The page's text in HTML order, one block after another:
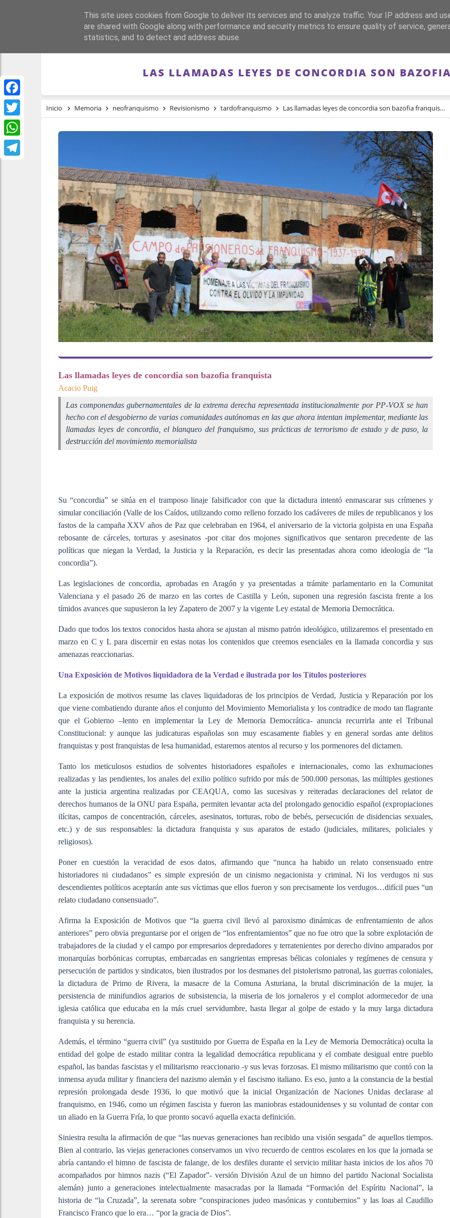
Facebook
Twitter
WhatsApp
PORTADA REPÚBLICA FRANQUISMO GUERRA DE ESPAÑA MEMORIA
LAS LLAMADAS LEYES DE CONCORDIA SON
Inicio Memoria neofranquismo Revisionismo tardofranquismo Las llamadas leyes de concordia son bazofia franquista
Las llamadas leyes de concordia son bazofia franquista
Acacio Puig
Las componendas gubernamentales de la extrema derecha representada institucionalmente por PP-VOX se han
hecho con el desgobierno de varias comunidades autónomas en las que ahora intentan implementar, mediante las
llamadas leyes de concordia, el blanqueo del franquismo, sus prácticas de terrorismo de estado y de paso, la
destrucción del movimiento memorialista
Su “concordia” se sitúa en el tramposo linaje falsificador con que la dictadura intentó enmascarar sus crímenes y
simular conciliación (Valle de los Caídos, utilizando como relleno forzado los cadáveres de miles de republicanos y los
fastos de la campaña XXV años de Paz que celebraban en 1964, el aniversario de la victoria golpista en una España
rebosante de cárceles, torturas y asesinatos -por citar dos mojones significativos que sentaron precedente de las
políticas que niegan la Verdad, la Justicia y la Reparación, es decir las presentadas ahora como ideología de “la
concordia”).
Las legislaciones de concordia, aprobadas en Aragón y ya presentadas a trámite parlamentario en la Comunitat
Valenciana y el pasado 26 de marzo en las cortes de Castilla y León, suponen una regresión fascista frente a los
tímidos avances que supusieron la ley Zapatero de 2007 y la vigente Ley estatal de Memoria Democrática.
Dado que todos los textos conocidos hasta ahora se ajustan al mismo patrón ideológico, utilizaremos el presentado en
marzo en C y L para discernir en estas notas los contenidos que creemos esenciales en la llamada concordia y sus
amenazas reaccionarias.
Una Exposición de Motivos liquidadora de la Verdad e ilustrada por los Títulos posteriores
La exposición de motivos resume las claves liquidadoras de los principios de Verdad, Justicia y Reparación por los
que viene combatiendo durante años el conjunto del Movimiento Memorialista y los contradice de modo tan flagrante
que el Gobierno –lento en implementar la Ley de Memoria Democrática- anuncia recurrirla ante el Tribunal
Constitucional: y aunque las judicaturas españolas son muy escasamente fiables y en general sordas ante delitos
franquistas y post franquistas de lesa humanidad, estaremos atentos al recurso y los pormenores del dictamen.
Tanto los meticulosos estudios de solventes historiadores españoles e internacionales, como las exhumaciones
realizadas y las pendientes, los anales del exilio político sufrido por más de 500.000 personas, las múltiples gestiones
ante la justicia argentina realizadas por CEAQUA, como las sucesivas y reiteradas declaraciones del relator de
derechos humanos de la ONU para España, permiten levantar acta del prolongado genocidio español (expropiaciones
ilícitas, campos de concentración, cárceles, asesinatos, torturas, robo de bebés, persecución de disidencias sexuales,
etc.) y de sus responsables: la dictadura franquista y sus aparatos de estado (judiciales, militares, policiales y
religiosos).
Poner en cuestión la veracidad de esos datos, afirmando que “nunca ha habido un relato consensuado entre
historiadores ni ciudadanos” es simple expresión de un cinismo negacionista y criminal. Ni los verdugos ni sus
descendientes políticos aceptarán ante sus víctimas que ellos fueron y son precisamente los verdugos…difícil pues “un
relato ciudadano consensuado”.
Afirma la Exposición de Motivos que “la guerra civil llevó al paroxismo dinámicas de enfrentamiento de años
anteriores” pero obvia preguntarse por el origen de “los enfrentamientos” que no fue otro que la sobre explotación de
trabajadores de la ciudad y el campo por empresarios depredadores y terratenientes por derecho divino amparados por
monarquías borbónicas corruptas, embarcadas en sangrientas empresas bélicas coloniales y regímenes de censura y
persecución de partidos y sindicatos, bien ilustrados por los desmanes del pistolerismo patronal, las guerras coloniales,
la dictadura de Primo de Rivera, la masacre de la Comuna Asturiana, la brutal discriminación de la mujer, la
persistencia de minifundios agrarios de subsistencia, la miseria de los jornaleros y el complot adormecedor de una
iglesia católica que educaba en la más cruel servidumbre, hasta llegar al golpe de estado y la muy larga dictadura
franquista y su herencia.
Además, el término “guerra civil” (ya sustituido por Guerra de España en la Ley de Memoria Democrática) oculta la
entidad del golpe de estado militar contra la legalidad democrática republicana y el combate desigual entre pueblo
español, las bandas fascistas y el militarismo reaccionario -y sus levas forzosas. El mismo militarismo que contó con la
inmensa ayuda militar y financiera del nazismo alemán y el fascismo italiano. Es eso, junto a la constancia de la bestial
represión prolongada desde 1936, lo que motivó que la inicial Organización de Naciones Unidas declarase al
franquismo, en 1946, como un régimen fascista y fueron las maniobras estadounidenses y su voluntad de contar con
un aliado en la Guerra Fría, lo que pronto socavó aquella exacta definición.
Siniestra resulta la afirmación de que “las nuevas generaciones han recibido una visión sesgada” de aquellos tiempos.
Bien al contrario, las viejas generaciones conservamos un vivo recuerdo de centros escolares en los que la jornada se
abría cantando el himno de fascista de falange, de los desfiles durante el servicio militar hasta inicios de los años 70
acompañados por himnos nazis (“El Zapador”- versión División Azul de un himno del partido Nacional Socialista
alemán) junto a generaciones intelectualmente masacradas por la llamada “Formación del Espíritu Nacional”, la
historia de “la Cruzada”, la serenata sobre “conspiraciones judeo masónicas y contubernios” y las loas al Caudillo
Francisco Franco que lo era… “por la gracia de Dios”.
This site uses cookies from Google to deliver its services and to analyze traffic. Your IP address and
are shared with Google along with performance and security metrics to ensure quality of service,
statistics, and to detect and address abuse.